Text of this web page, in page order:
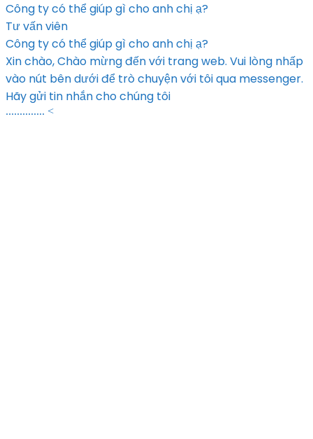
Công ty có thể giúp gì cho anh chị ạ?
Tư vấn viên
Công ty có thể giúp gì cho anh chị ạ?
Xin chào, Chào mừng đến với trang web. Vui lòng nhấp
vào nút bên dưới để trò chuyện với tôi qua messenger.
Hãy gửi tin nhắn cho chúng tôi
.............. <